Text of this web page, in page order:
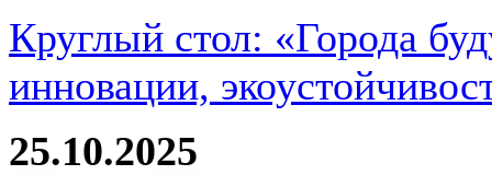
Круглый стол: «Города
инновации,
25.10.2025